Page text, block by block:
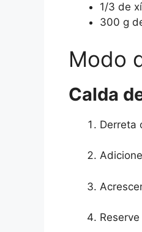
1/3 de
300 g
Modo
Calda
Derreta